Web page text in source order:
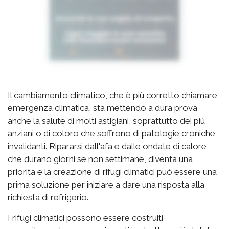
Il cambiamento climatico, che è più corretto chiamare
emergenza climatica, sta mettendo a dura prova
anche la salute di molti astigiani, soprattutto dei più
anziani o di coloro che soffrono di patologie croniche
invalidanti. Ripararsi dall'afa e dalle ondate di calore,
che durano giorni se non settimane, diventa una
priorità e la creazione di rifugi climatici può essere una
prima soluzione per iniziare a dare una risposta alla
richiesta di refrigerio.
I rifugi climatici possono essere costruiti